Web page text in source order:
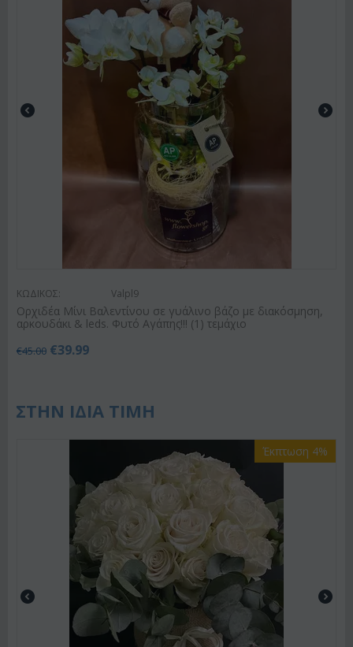
ΚΩΔΙΚΟΣ: Valpl9
Ορχιδέα Μίνι Βαλεντίνου σε γυάλινο βάζο με διακόσμηση,
αρκουδάκι & leds. Φυτό Αγάπης!!! (1) τεμάχιο
€45.00 €39.99
ΣΤΗΝ ΙΔΙΑ ΤΙΜΗ
Έκπτωση 4%